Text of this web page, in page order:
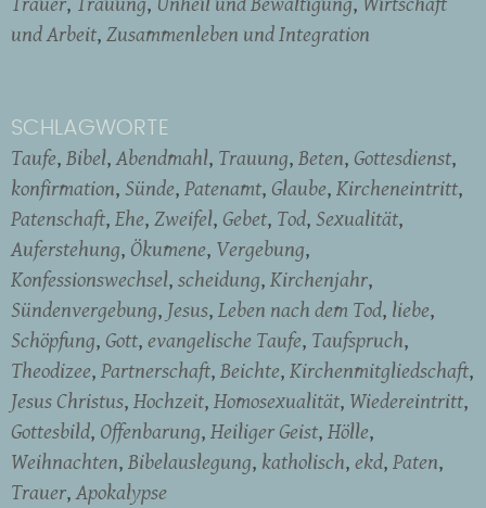
und Arbeit Zusammenleben und Integration
SCHLAGWORTE
Taufe Bibel Abendmahl Trauung Beten Gottesdienst
konfirmation Sünde Patenamt Glaube Kircheneintritt
Patenschaft Ehe Zweifel Gebet Tod Sexualität
Auferstehung Ökumene Vergebung
Konfessionswechsel scheidung Kirchenjahr
Sündenvergebung Jesus Leben nach dem Tod liebe
Schöpfung Gott evangelische Taufe Taufspruch
Theodizee Partnerschaft Beichte Kirchenmitgliedschaft
Jesus Christus Hochzeit Homosexualität Wiedereintritt
Gottesbild Offenbarung Heiliger Geist Hölle
Weihnachten Bibelauslegung katholisch ekd Paten
Trauer Apokalypse